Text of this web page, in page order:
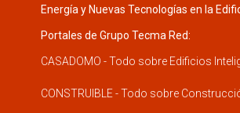
Energía y Nuevas Tecnologías en la
Portales de Grupo Tecma Red:
CASADOMO - Todo sobre Edificios
CONSTRUIBLE - Todo sobre